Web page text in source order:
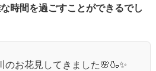
時間を過ごすことができるでし
のお花見してきました🌸🍶✨